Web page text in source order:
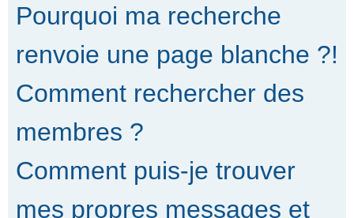
Pourquoi ma recherche
renvoie une page blanche ?!
Comment rechercher des
membres ?
Comment puis-je trouver
mes propres messages et